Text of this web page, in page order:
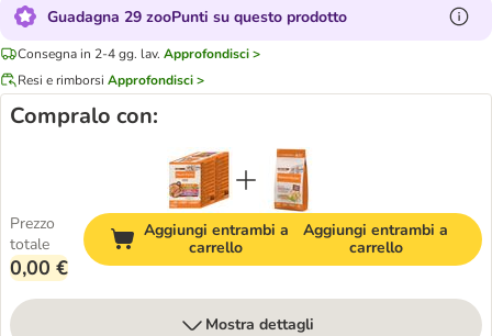
Guadagna 29 zooPunti su questo prodotto
Consegna in 2-4 gg. lav. Approfondisci >
Resi e rimborsi Approfondisci >
Compralo con:
Prezzo
totale
0,00 €
Aggiungi entrambi a
carrello
Aggiungi entrambi a
carrello
Mostra dettagli